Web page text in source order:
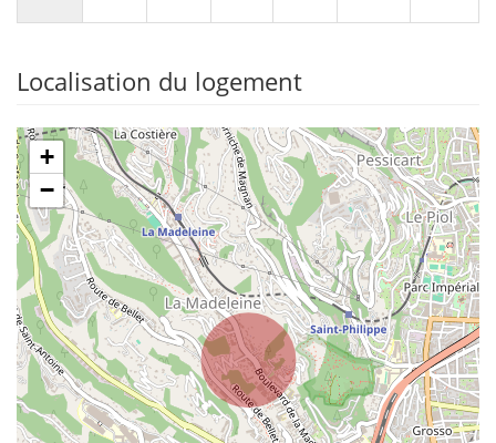
Localisation du logement
+
−